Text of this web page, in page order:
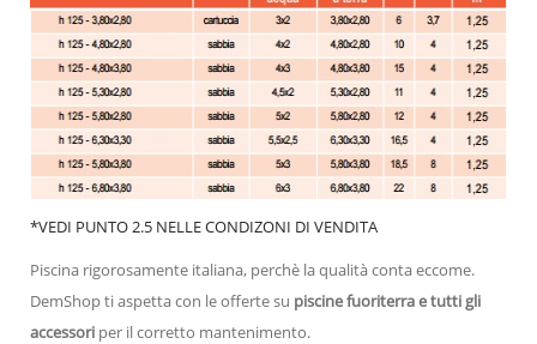
*VEDI PUNTO 2.5 NELLE CONDIZONI DI VENDITA
Piscina rigorosamente italiana, perchè la qualità conta eccome.
DemShop ti aspetta con le offerte su piscine fuoriterra e tutti gli
accessori per il corretto mantenimento.